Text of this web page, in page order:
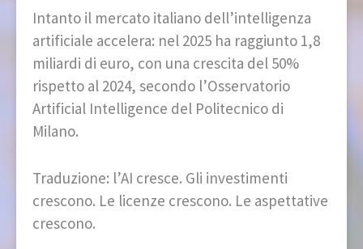
Intanto il mercato italiano dell’intelligenza
artificiale accelera: nel 2025 ha raggiunto 1,8
miliardi di euro, con una crescita del 50%
rispetto al 2024, secondo l’Osservatorio
Artificial Intelligence del Politecnico di
Milano.
Traduzione: l’AI cresce. Gli investimenti
crescono. Le licenze crescono. Le aspettative
crescono.